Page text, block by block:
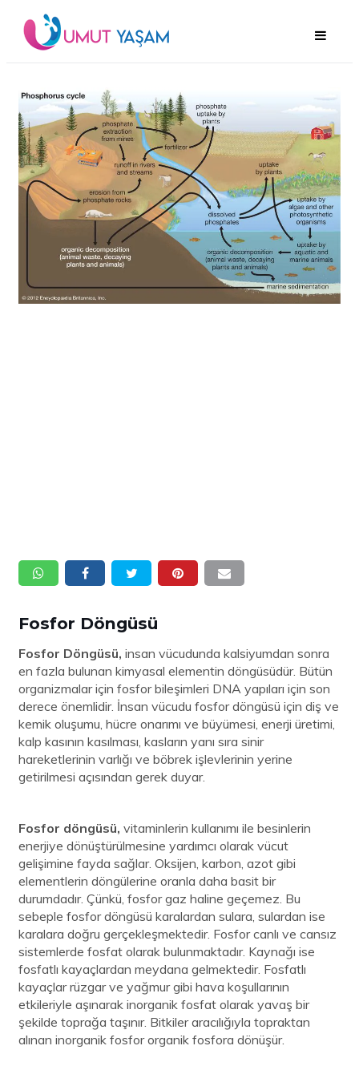
Fosfor Döngüsü
Fosfor Döngüsü, insan vücudunda kalsiyumdan sonra
en fazla bulunan kimyasal elementin döngüsüdür. Bütün
organizmalar için fosfor bileşimleri DNA yapıları için son
derece önemlidir. İnsan vücudu fosfor döngüsü için diş ve
kemik oluşumu, hücre onarımı ve büyümesi, enerji üretimi,
kalp kasının kasılması, kasların yanı sıra sinir
hareketlerinin varlığı ve böbrek işlevlerinin yerine
getirilmesi açısından gerek duyar.
Fosfor döngüsü, vitaminlerin kullanımı ile besinlerin
enerjiye dönüştürülmesine yardımcı olarak vücut
gelişimine fayda sağlar. Oksijen, karbon, azot gibi
elementlerin döngülerine oranla daha basit bir
durumdadır. Çünkü, fosfor gaz haline geçemez. Bu
sebeple fosfor döngüsü karalardan sulara, sulardan ise
karalara doğru gerçekleşmektedir. Fosfor canlı ve cansız
sistemlerde fosfat olarak bulunmaktadır. Kaynağı ise
fosfatlı kayaçlardan meydana gelmektedir. Fosfatlı
kayaçlar rüzgar ve yağmur gibi hava koşullarının
etkileriyle aşınarak inorganik fosfat olarak yavaş bir
şekilde toprağa taşınır. Bitkiler aracılığıyla topraktan
alınan inorganik fosfor organik fosfora dönüşür.